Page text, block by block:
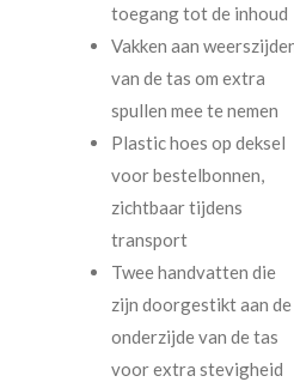
toegang tot de inhoud
Vakken aan
van de tas om extra
spullen mee te nemen
Plastic hoes op deksel
voor bestelbonnen,
zichtbaar tijdens
transport
Twee handvatten die
zijn doorgestikt aan de
onderzijde van de tas
voor extra stevigheid